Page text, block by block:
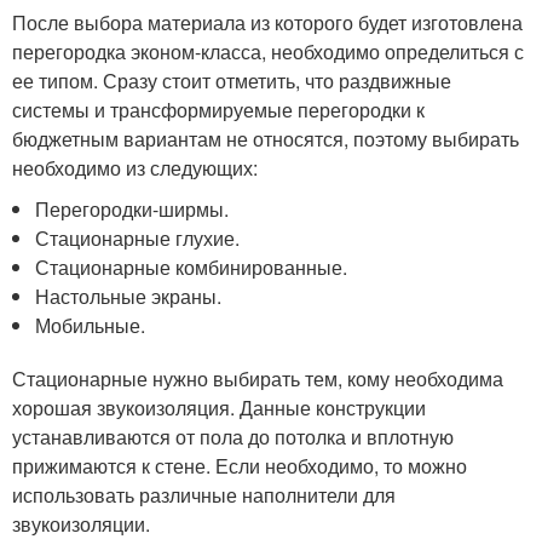
После выбора материала из которого будет изготовлена
перегородка эконом-класса, необходимо определиться с
ее типом. Сразу стоит отметить, что раздвижные
системы и трансформируемые перегородки к
бюджетным вариантам не относятся, поэтому выбирать
необходимо из следующих:
Перегородки-ширмы.
Стационарные глухие.
Стационарные комбинированные.
Настольные экраны.
Мобильные.
Стационарные нужно выбирать тем, кому необходима
хорошая звукоизоляция. Данные конструкции
устанавливаются от пола до потолка и вплотную
прижимаются к стене. Если необходимо, то можно
использовать различные наполнители для
звукоизоляции.